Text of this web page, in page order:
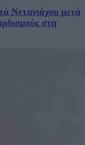
Νετανιάχου μετά
στη